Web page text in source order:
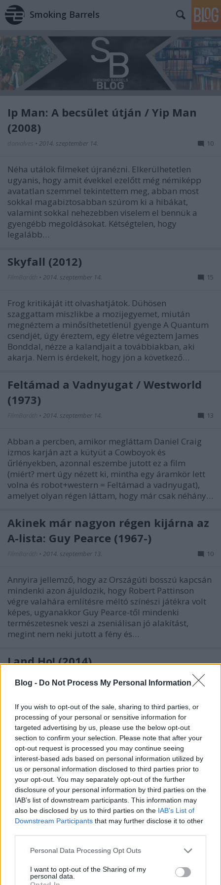
Blog - Do Not Process My Personal Information
If you wish to opt-out of the sale, sharing to third parties, or
processing of your personal or sensitive information for
targeted advertising by us, please use the below opt-out
section to confirm your selection. Please note that after your
opt-out request is processed you may continue seeing
interest-based ads based on personal information utilized by
us or personal information disclosed to third parties prior to
your opt-out. You may separately opt-out of the further
disclosure of your personal information by third parties on the
IAB’s list of downstream participants. This information may
also be disclosed by us to third parties on the IAB’s List of
Downstream Participants that may further disclose it to other
Please note that this website/app uses one or more Google
not limited to your visit or usage behaviour. You may click to
grant or deny consent to Google and its third-party tags to
Personal Data Processing Opt Outs
I want to opt-out of the Sharing of my
personal data.
Smoking Barrels
Ip Man: A becsület útján / Yip Man
(2008)
• 2014. szeptember 14. 10
Néha utálok filmeket újranézni. Elkerülhetetlen
ugyanis, hogy amit évekkel ezelőtt még némiképp
avatatlan szemmel tekintettem meg, abban most
sokkal magabiztosabban szúrom ki a hibákat,
valamint sokkal nehezebben viselem el bennük a
gyengébb megoldásokat. Kétségtelen, hogy
legalább…
Skyfall (2012)
• 2014. szeptember 14. 15
Frog kritikáját itt olvashatjátok. Dühösen
szaggattam miszlikbe a mozijegyemet, miután
megnéztem a minősíthetetlenül gyenge A Quantum
csendjét, úgy éreztem, egy életre végeztem James
Bonddal, nézze a kalandjait a továbbiakban, aki
akarja. Nem is érdekelt, hogy jön a következő…
Feltámad a Vadnyugat / Westworld
(1973)
• 2014. szeptember 14. 13
Abban a percben, amikor megláttam Daniel Craig
izmos karján azt a kütyüt a Cowboyok és
űrlényekben, azonnal eszembe jutott ez a film
(miért? mert úgy nézett ki, mintha egy áramkör lett
volna és robot+western = Feltámad a vadnyugat),
amelyet olyan régen láttam, hogy már csak néhány…
Akinek már nagyon régen kijárna az
A-lista: Guy Pearce (1967-)
• 2014. szeptember 13. 10
Annyira jellemző, hogy az Országúti bosszú kapcsán
mindenki azon ájuldozik, hogy Robert Pattinson
végre valahára említésre méltó színészi játékra volt
képes, ugyanakkor Guy Pearce-től mindenki
természetesnek veszi a zseniálisan jó alakítást,
megint nem neki jutott a fény és…
Land Ho! (2014)
A film megtekintésére a Jameson CineFesten volt
lehetőségünk! Az öregedés éppúgy az emberi lét
elkerülhetetlen velejárója, akárcsak a halál, azonban
mint utóbbi esetében, úgy előbbinél is fontos az,
hogy hogyan éljük meg, fogadjuk el a
megmásíthatatlant. A Land Ho! erre a…
Dark City (1998)
Werewolfrulez•2014. szeptember 13.
1998 decemberében járunk. Általános iskolás fejjel
egy különösen hideg péntek estén az éppen
szalagavatóra igyekvő nagybácsimmal vitettem át
magamat a szülővárosom másik szegletébe, hogy a
takaréklángon üzemelő helyi moziban
megtekinthessem A filmet. Azt az alkotást, aminek…